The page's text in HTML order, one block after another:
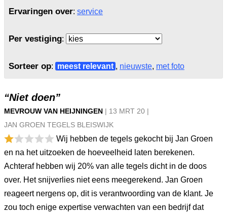
Ervaringen over: service
Per vestiging:
Sorteer op: meest relevant , nieuwste, met foto
“Niet doen”
MEVROUW VAN HEIJNINGEN | 13 MRT 20 |
JAN GROEN TEGELS BLEISWIJK
Wij hebben de tegels gekocht bij Jan Groen
en na het uitzoeken de hoeveelheid laten berekenen.
Achteraf hebben wij 20% van alle tegels dicht in de doos
over. Het snijverlies niet eens meegerekend. Jan Groen
reageert nergens op, dit is verantwoording van de klant. Je
zou toch enige expertise verwachten van een bedrijf dat